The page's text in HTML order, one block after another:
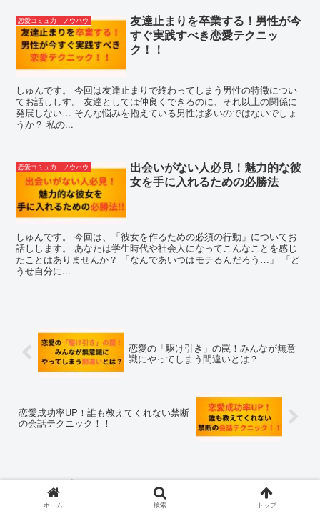
恋愛コミュ力 ノウハウ
友達止まりを卒業する！男性が今
すぐ実践すべき恋愛テクニッ
ク！！
しゅんです。 今回は友達止まりで終わってしまう男性の特徴につい
てお話ししす。 友達としては仲良くできるのに、それ以上の関係に
発展しない… そんな悩みを抱えている男性は多いのではないでしょ
うか？ 私の...
恋愛コミュ力 ノウハウ
出会いがない人必見！魅力的な彼
女を手に入れるための必勝法
しゅんです。 今回は、「彼女を作るための必須の行動」についてお
話しします。 あなたは学生時代や社会人になってこんなことを感じ
たことはありませんか？ 「なんであいつはモテるんだろう…」 「ど
うせ自分に...
恋愛の「駆け引き」の罠！みんなが無意
識にやってしまう間違いとは？
恋愛成功率UP！誰も教えてくれない禁断
の会話テクニック！！
コメント
ホーム 検索 トップ